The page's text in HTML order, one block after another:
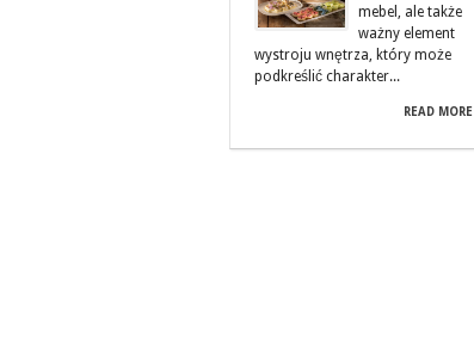
mebel, ale także
ważny element
wystroju wnętrza, który może
podkreślić charakter...
READ MORE